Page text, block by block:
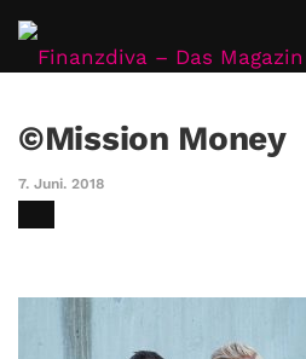
©Mission Money
7. Juni. 2018